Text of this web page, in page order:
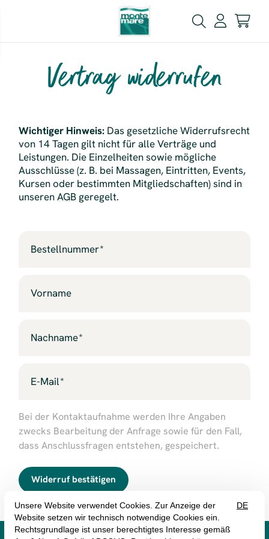
Vertrag widerrufen
Wichtiger Hinweis:Das gesetzliche Widerrufsrecht
von 14 Tagen gilt nicht für alle Verträge und
Leistungen. Die Einzelheiten sowie mögliche
Ausschlüsse (z. B. bei Massagen, Eintritten, Events,
Kursen oder bestimmten Mitgliedschaften) sind in
unserenAGBgeregelt.
Bestellnummer
Vorname
Nachname
E-Mail
Bei der Kontaktaufnahme werden Ihre Angaben
zwecks Bearbeitung der Anfrage sowie für den Fall,
dass Anschlussfragen entstehen, gespeichert.
Widerruf bestätigen